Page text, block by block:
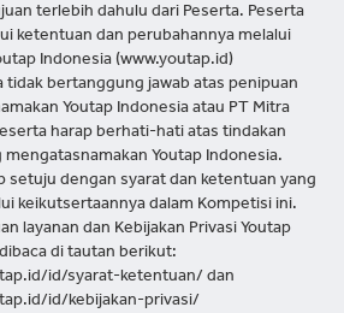
terlebih dahulu dari Peserta. Peserta
ketentuan dan perubahannya melalui
Indonesia (www.youtap.id)
tidak bertanggung jawab atas penipuan
Youtap Indonesia atau PT Mitra
harap berhati-hati atas tindakan
mengatasnamakan Youtap Indonesia.
setuju dengan syarat dan ketentuan yang
keikutsertaannya dalam Kompetisi ini.
layanan dan Kebijakan Privasi Youtap
di tautan berikut:
id/syarat-ketentuan/ dan
id/kebijakan-privasi/